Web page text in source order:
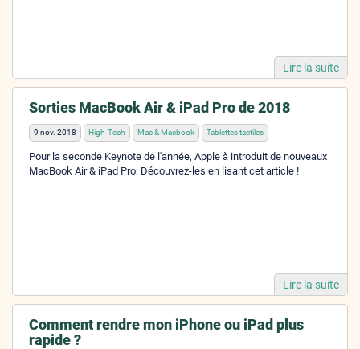
Lire la suite
Sorties MacBook Air & iPad Pro de 2018
9 nov. 2018 High-Tech Mac & Macbook Tablettes tactiles
Pour la seconde Keynote de l'année, Apple à introduit de nouveaux
MacBook Air & iPad Pro. Découvrez-les en lisant cet article !
Lire la suite
Comment rendre mon iPhone ou iPad plus
rapide ?